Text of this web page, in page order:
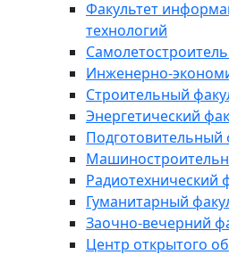
Факультет
технологий
Инженерно-
Строительный
Энергетический
Подготовительный
Радиотехнический
Гуманитарный
Заочно-вечерний
Центр открытого